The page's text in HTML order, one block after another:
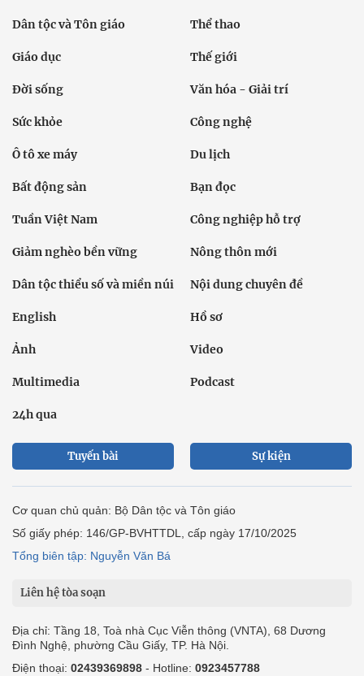
Dân tộc và Tôn giáo Thể thao
Giáo dục Thế giới
Đời sống Văn hóa - Giải trí
Sức khỏe Công nghệ
Ô tô xe máy Du lịch
Bất động sản Bạn đọc
Tuần Việt Nam Công nghiệp hỗ trợ
Giảm nghèo bền vững Nông thôn mới
Dân tộc thiểu số và miền núi Nội dung chuyên đề
English Hồ sơ
Ảnh Video
Multimedia Podcast
24h qua
Tuyến bài Sự kiện
Cơ quan chủ quản: Bộ Dân tộc và Tôn giáo
Số giấy phép: 146/GP-BVHTTDL, cấp ngày 17/10/2025
Tổng biên tập: Nguyễn Văn Bá
Liên hệ tòa soạn
Địa chỉ: Tầng 18, Toà nhà Cục Viễn thông (VNTA), 68 Dương
Đình Nghệ, phường Cầu Giấy, TP. Hà Nội.
Điện thoại: 02439369898 - Hotline: 0923457788